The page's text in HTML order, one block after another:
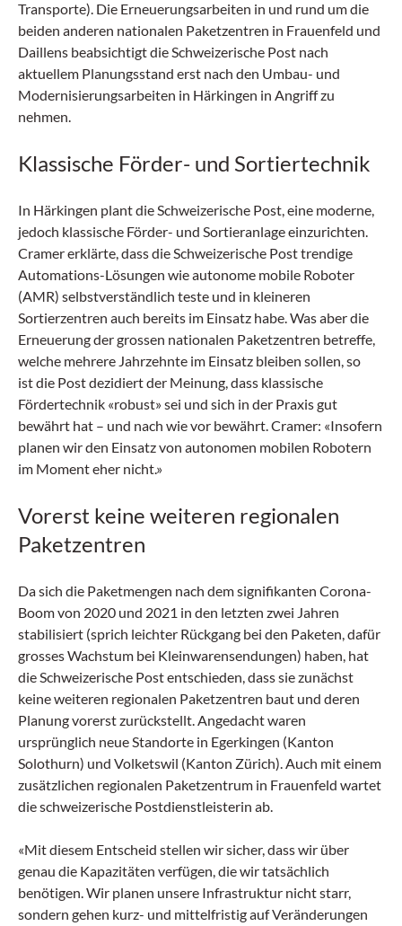
Transporte). Die Erneuerungsarbeiten in und rund um die
beiden anderen nationalen Paketzentren in Frauenfeld und
Daillens beabsichtigt die Schweizerische Post nach
aktuellem Planungsstand erst nach den Umbau- und
Modernisierungsarbeiten in Härkingen in Angriff zu
nehmen.
Klassische Förder- und Sortiertechnik
In Härkingen plant die Schweizerische Post, eine moderne,
jedoch klassische Förder- und Sortieranlage einzurichten.
Cramer erklärte, dass die Schweizerische Post trendige
Automations-Lösungen wie autonome mobile Roboter
(AMR) selbstverständlich teste und in kleineren
Sortierzentren auch bereits im Einsatz habe. Was aber die
Erneuerung der grossen nationalen Paketzentren betreffe,
welche mehrere Jahrzehnte im Einsatz bleiben sollen, so
ist die Post dezidiert der Meinung, dass klassische
Fördertechnik «robust» sei und sich in der Praxis gut
bewährt hat – und nach wie vor bewährt. Cramer: «Insofern
planen wir den Einsatz von autonomen mobilen Robotern
im Moment eher nicht.»
Vorerst keine weiteren regionalen
Paketzentren
Da sich die Paketmengen nach dem signifikanten Corona-
Boom von 2020 und 2021 in den letzten zwei Jahren
stabilisiert (sprich leichter Rückgang bei den Paketen, dafür
grosses Wachstum bei Kleinwarensendungen) haben, hat
die Schweizerische Post entschieden, dass sie zunächst
keine weiteren regionalen Paketzentren baut und deren
Planung vorerst zurückstellt. Angedacht waren
ursprünglich neue Standorte in Egerkingen (Kanton
Solothurn) und Volketswil (Kanton Zürich). Auch mit einem
zusätzlichen regionalen Paketzentrum in Frauenfeld wartet
die schweizerische Postdienstleisterin ab.
«Mit diesem Entscheid stellen wir sicher, dass wir über
genau die Kapazitäten verfügen, die wir tatsächlich
benötigen. Wir planen unsere Infrastruktur nicht starr,
sondern gehen kurz- und mittelfristig auf Veränderungen